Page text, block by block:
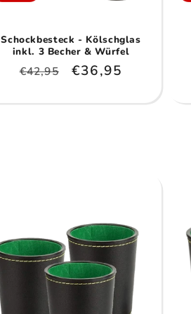
Schockbesteck - Kölschglas
inkl. 3 Becher & Würfel
Normaler
€42,95 Verkaufspreis
€36,95